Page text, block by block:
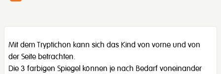
Mit dem Tryptichon kann sich das Kind von vorne und von
der Seite betrachten.
Die 3 farbigen Spiegel können je nach Bedarf voneinander